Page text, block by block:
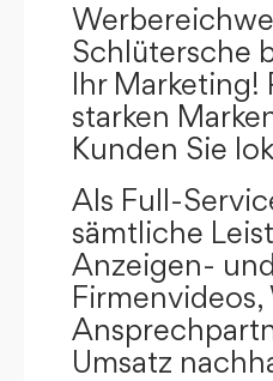
Schlütersche
Ihr Marketing!
starken
Kunden Sie
Als Full-
sämtliche
Anzeigen-
Umsatz